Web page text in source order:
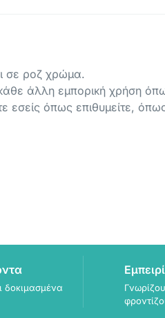
σε ροζ χρώμα.
άλλη εμπορική χρήση
εσείς όπως επιθυμείτε,
δοκιμασμένα